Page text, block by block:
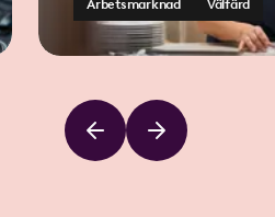
Arbetsmarknad Välfärd